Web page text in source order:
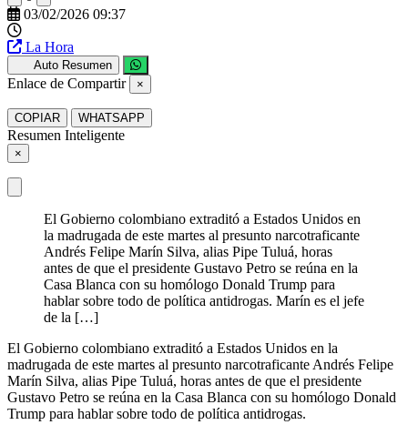
03/02/2026 09:37
La Hora
Auto Resumen
Enlace de Compartir ×
COPIAR WHATSAPP
Resumen Inteligente
×
El Gobierno colombiano extraditó a Estados Unidos en
la madrugada de este martes al presunto narcotraficante
Andrés Felipe Marín Silva, alias Pipe Tuluá, horas
antes de que el presidente Gustavo Petro se reúna en la
Casa Blanca con su homólogo Donald Trump para
hablar sobre todo de política antidrogas. Marín es el jefe
de la […]
El Gobierno colombiano extraditó a Estados Unidos en la
madrugada de este martes al presunto narcotraficante Andrés Felipe
Marín Silva, alias Pipe Tuluá, horas antes de que el presidente
Gustavo Petro se reúna en la Casa Blanca con su homólogo Donald
Trump para hablar sobre todo de política antidrogas.